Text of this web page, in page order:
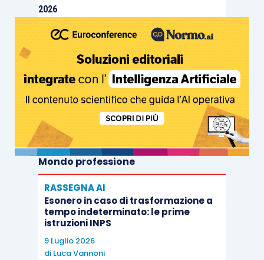
2026
Mondo professione
RASSEGNA AI
Esonero in caso di trasformazione a
tempo indeterminato: le prime
istruzioni INPS
9 Luglio 2026
di Luca Vannoni